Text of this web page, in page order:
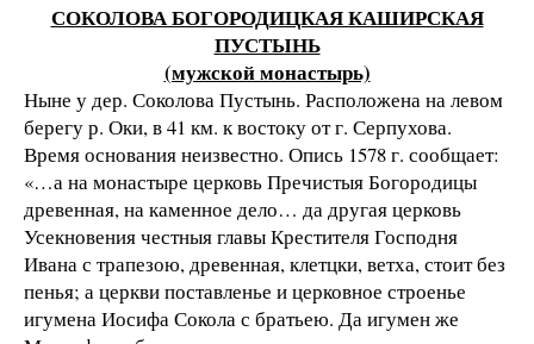
СОКОЛОВА БОГОРОДИЦКАЯ КАШИРСКАЯ
ПУСТЫНЬ
(мужской монастырь)
Ныне у дер. Соколова Пустынь. Расположена на левом
берегу р. Оки, в 41 км. к востоку от г. Серпухова.
Время основания неизвестно. Опись 1578 г. сообщает:
«…а на монастыре церковь Пречистыя Богородицы
древенная, на каменное дело… да другая церковь
Усекновения честныя главы Крестителя Господня
Ивана с трапезою, древенная, клетцки, ветха, стоит без
пенья; а церкви поставленье и церковное строенье
игумена Иосифа Сокола с братьею. Да игумен же